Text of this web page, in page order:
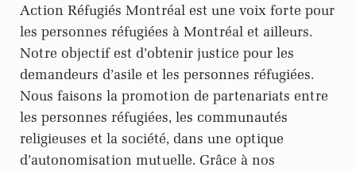
Action Réfugiés Montréal est une voix forte pour
les personnes réfugiées à Montréal et ailleurs.
Notre objectif est d’obtenir justice pour les
demandeurs d’asile et les personnes réfugiées.
Nous faisons la promotion de partenariats entre
les personnes réfugiées, les communautés
religieuses et la société, dans une optique
d’autonomisation mutuelle. Grâce à nos